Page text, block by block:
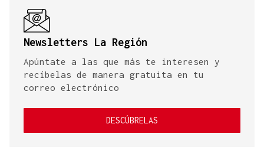
Newsletters La Región
Apúntate a las que más te interesen y
recíbelas de manera gratuita en tu
correo electrónico
DESCÚBRELAS